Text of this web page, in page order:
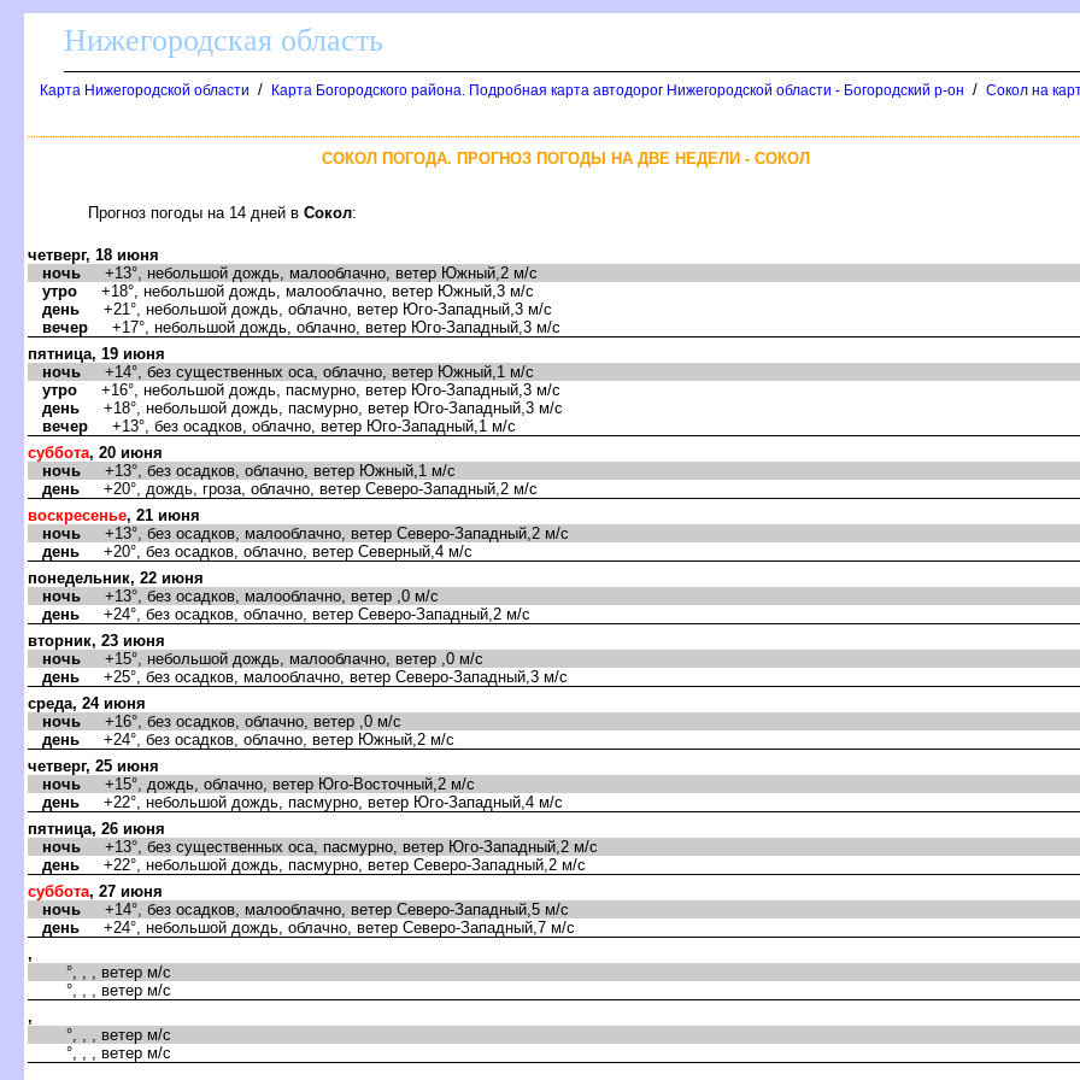
Нижегородская область
Карта Нижегородской области / Карта Богородского района. Подробная карта автодорог Нижегородской области - Богородский р-он / Сокол на
СОКОЛ ПОГОДА. ПРОГНОЗ ПОГОДЫ НА ДВЕ НЕДЕЛИ - СОКОЛ
Прогноз погоды на 14 дней Сокол:
четверг, 18 июня
ночь +13°, небольшой дождь, малооблачно, ветер Южный,2 м/с
утро +18°, небольшой дождь, малооблачно, ветер Южный,3 м/с
день +21°, небольшой дождь, облачно, ветер Юго-Западный,3 м/с
ечер +17°, небольшой дождь, облачно, ветер Юго-Западный,3 м/с
пятница, 19 июня
ночь +14°, без существенных оса, облачно, ветер Южный,1 м/с
утро +16°, небольшой дождь, пасмурно, ветер Юго-Западный,3 м/с
день +18°, небольшой дождь, пасмурно, ветер Юго-Западный,3 м/с
ечер +13°, без осадков, облачно, ветер Юго-Западный,1 м/с
суббота, 20 июня
ночь +13°, без осадков, облачно, ветер Южный,1 м/с
день +20°, дождь, гроза, облачно, ветер Северо-Западный,2 м/с
оскресенье, 21 июня
ночь +13°, без осадков, малооблачно, ветер Северо-Западный,2 м/с
день +20°, без осадков, облачно, ветер Северный,4 м/с
понедельник, 22 июня
ночь +13°, без осадков, малооблачно, ветер ,0 м/с
день +24°, без осадков, облачно, ветер Северо-Западный,2 м/с
торник, 23 июня
ночь +15°, небольшой дождь, малооблачно, ветер ,0 м/с
день +25°, без осадков, малооблачно, ветер Северо-Западный,3 м/с
среда, 24 июня
ночь +16°, без осадков, облачно, ветер ,0 м/с
день +24°, без осадков, облачно, ветер Южный,2 м/с
четверг, 25 июня
ночь +15°, дождь, облачно, ветер Юго-Восточный,2 м/с
день +22°, небольшой дождь, пасмурно, ветер Юго-Западный,4 м/с
пятница, 26 июня
ночь +13°, без существенных оса, пасмурно, ветер Юго-Западный,2 м/с
день +22°, небольшой дождь, пасмурно, ветер Северо-Западный,2 м/с
суббота, 27 июня
ночь +14°, без осадков, малооблачно, ветер Северо-Западный,5 м/с
день +24°, небольшой дождь, облачно, ветер Северо-Западный,7 м/с
,
°, , , ветер м/с
°, , , ветер м/с
,
°, , , ветер м/с
°, , , ветер м/с